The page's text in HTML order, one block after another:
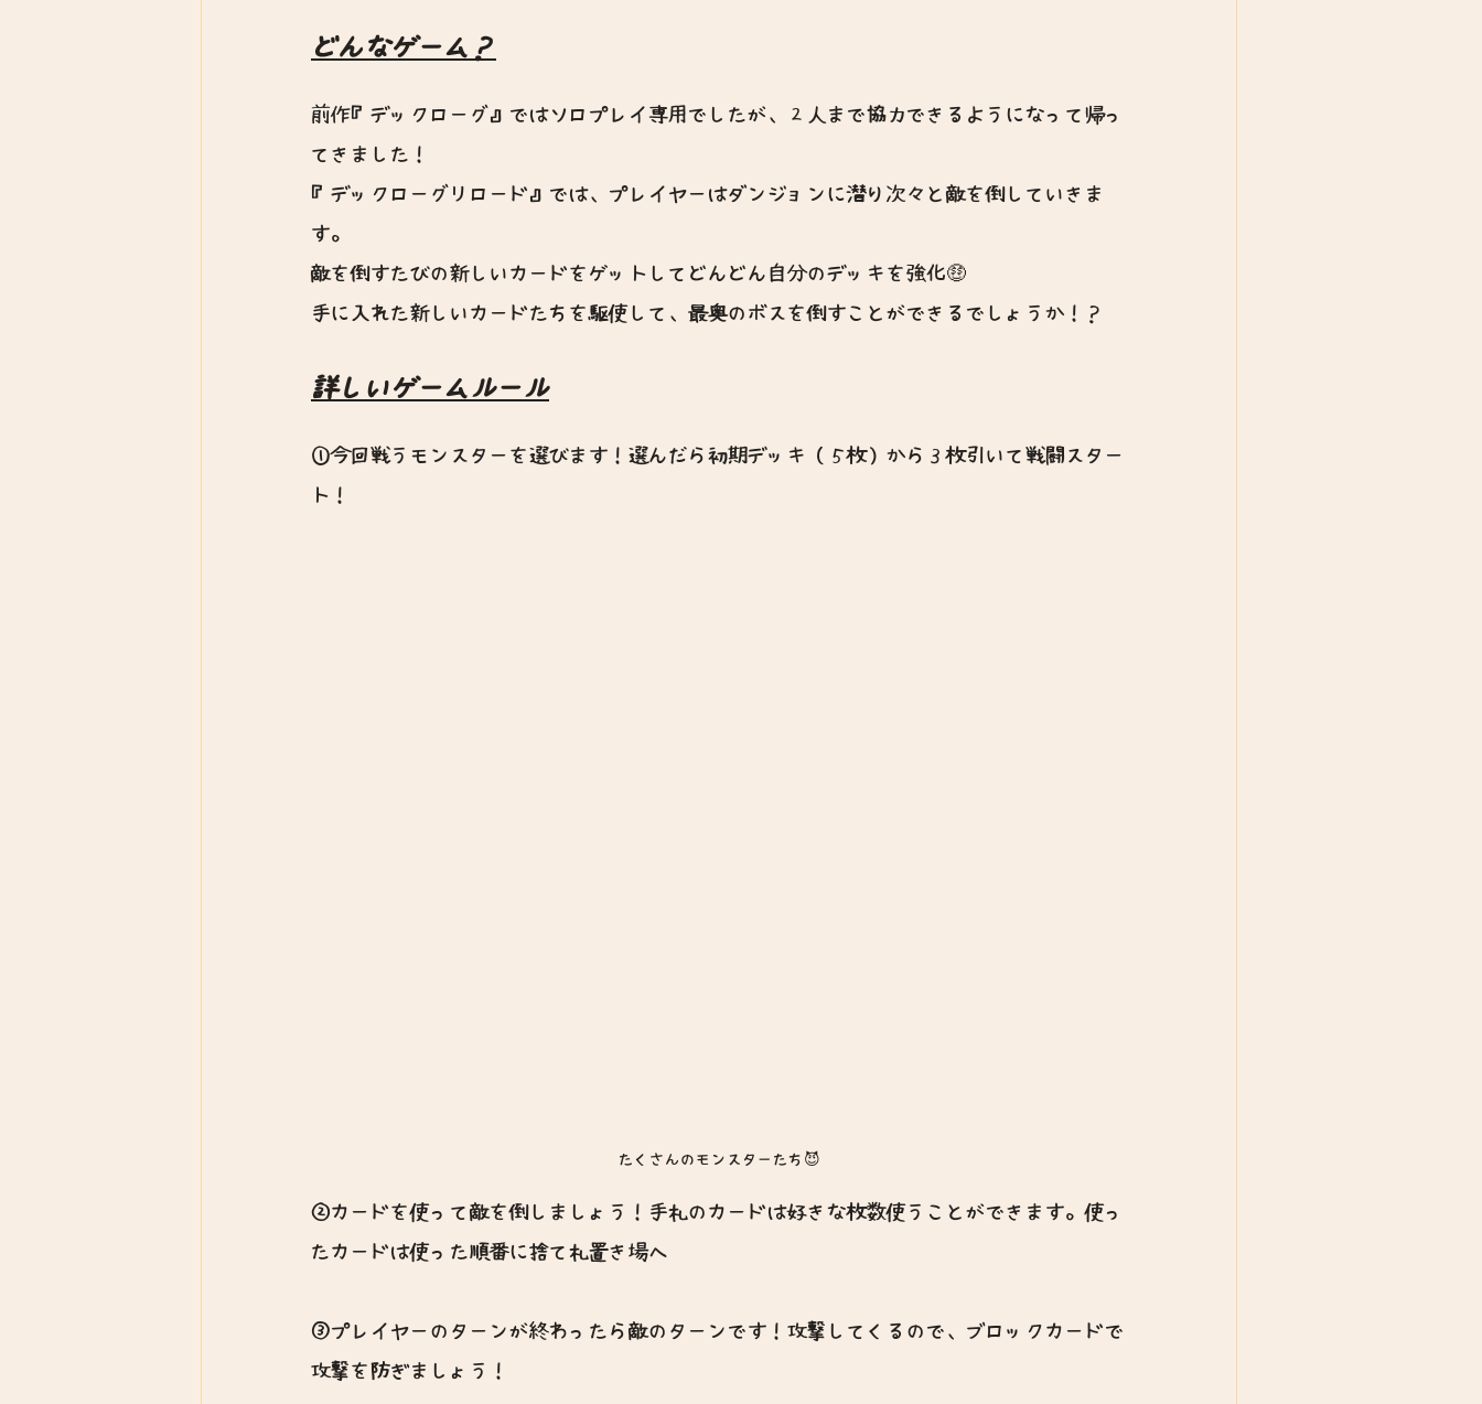
どんなゲーム？
前作『デックローグ』ではソロプレイ専用でしたが、２人まで協力できるようになって帰っ
てきました！
『デックローグリロード』では、プレイヤーはダンジョンに潜り次々と敵を倒していきま
す。
敵を倒すたびの新しいカードをゲットしてどんどん自分のデッキを強化🤑
手に入れた新しいカードたちを駆使して、最奥のボスを倒すことができるでしょうか！？
詳しいゲームルール
①今回戦うモンスターを選びます！選んだら初期デッキ（５枚）から３枚引いて戦闘スター
ト！
たくさんのモンスターたち😈
②カードを使って敵を倒しましょう！手札のカードは好きな枚数使うことができます。使っ
たカードは使った順番に捨て札置き場へ
③プレイヤーのターンが終わったら敵のターンです！攻撃してくるので、ブロックカードで
攻撃を防ぎましょう！